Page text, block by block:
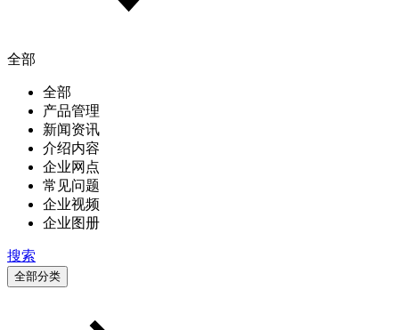
全部
全部
产品管理
新闻资讯
介绍内容
企业网点
常见问题
企业视频
企业图册
搜索
全部分类